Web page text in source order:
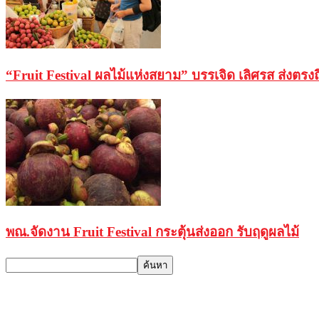
“Fruit Festival ผลไม้แห่งสยาม” บรรเจิด เลิศรส ส่งตร
พณ.จัดงาน Fruit Festival กระตุ้นส่งออก รับฤดูผลไม้